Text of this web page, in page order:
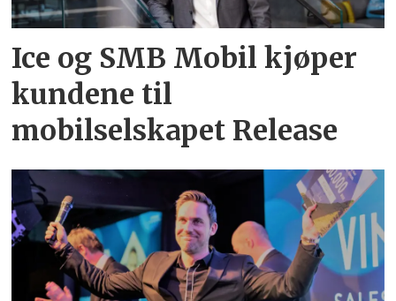
Ice og SMB Mobil kjøper
kundene til
mobilselskapet Release